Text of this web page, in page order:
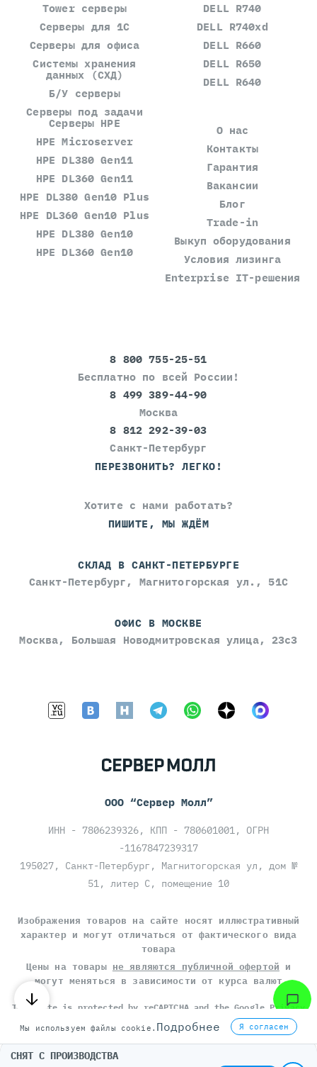
СНЯТ С ПРОИЗВОДСТВА
Tower серверы
Серверы для 1С
Серверы для офиса
Системы хранения
данных (СХД)
Б/У серверы
Серверы под задачи
DELL R740
DELL R740xd
DELL R660
DELL R650
DELL R640
Серверы HPE
HPE Microserver
HPE DL380 Gen11
HPE DL360 Gen11
HPE DL380 Gen10 Plus
HPE DL360 Gen10 Plus
HPE DL380 Gen10
HPE DL360 Gen10
О нас
Контакты
Гарантия
Вакансии
Блог
Trade-in
Выкуп оборудования
Условия лизинга
Enterprise IT-решения
8 800 755-25-51
Бесплатно по всей России!
8 499 389-44-90
Москва
8 812 292-39-03
Санкт-Петербург
ПЕРЕЗВОНИТЬ? ЛЕГКО!
Хотите с нами работать?
ПИШИТЕ, МЫ ЖДЁМ
СКЛАД В САНКТ-ПЕТЕРБУРГЕ
Санкт-Петербург, Магнитогорская ул., 51С
ОФИС В МОСКВЕ
Москва, Большая Новодмитровская улица, 23с3
ООО “Сервер Молл”
ИНН - 7806239326, КПП - 780601001, ОГРН
-1167847239317
195027, Санкт-Петербург, Магнитогорская ул, дом №
51, литер С, помещение 10
Изображения товаров на сайте носят иллюстративный
характер и могут отличаться от фактического вида
товара
Цены на товары не являются публичной офертой и
могут меняться в зависимости от курса валют
This site is protected by reCAPTCHA and the Google Privacy
apply.
Политика конфиденциальности
Пользовательское соглашение
Мы используем файлы cookie. Подробнее Я согласен